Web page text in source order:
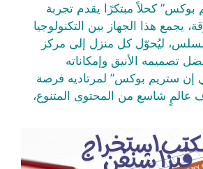
بوكس” كحلاً مبتكرًا يقدم تجربة
يجمع هذا الجهاز بين التكنولوجيا
السلس، ليُحوّل كل منزل إلى مركز
تصميمه الأنيق وإمكاناته
إن ستريم بوكس” لمرتاديه فرصة
عالمٍ شاسع من المحتوى المتنوع،